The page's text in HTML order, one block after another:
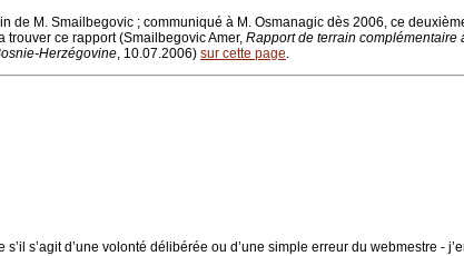
M. Smailbegovic ; communiqué à M. Osmanagic dès 2006, ce
ce rapport (Smailbegovic Amer, Rapport de terrain complémentaire
Herzégovine, 10.07.2006) sur cette page.
s’agit d’une volonté délibérée ou d’une simple erreur du webmestre -